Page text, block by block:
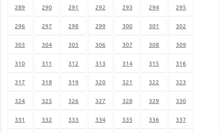
289 290 291 292 293 294 295
296 297 298 299 300 301 302
303 304 305 306 307 308 309
310 311 312 313 314 315 316
317 318 319 320 321 322 323
324 325 326 327 328 329 330
331 332 333 334 335 336 337